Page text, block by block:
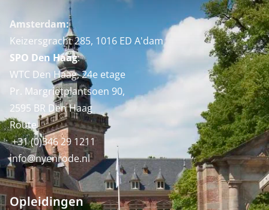
Amsterdam:
Keizersgracht 285, 1016 ED A'dam
SPO Den Haag:
WTC Den Haag, 24e etage
Pr. Margrietplantsoen 90,
2595 BR Den Haag
Route
+31 (0)346 29 1211
info@nyenrode.nl
Opleidingen